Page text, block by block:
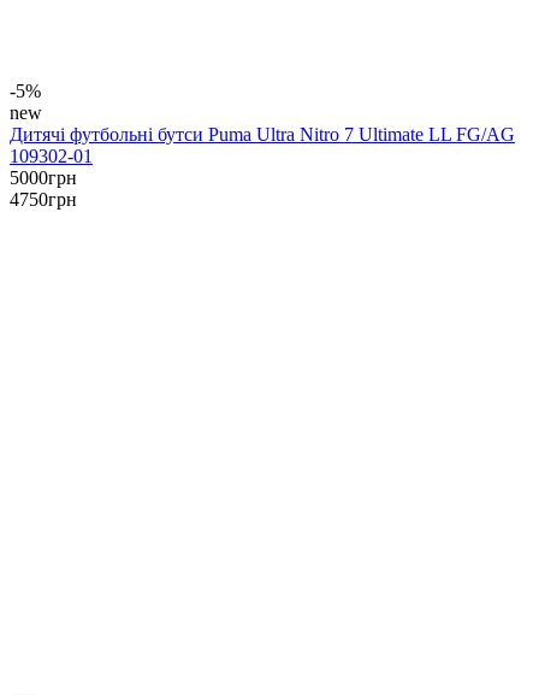
-5%
new
Дитячі футбольні бутси Puma Ultra Nitro 7 Ultimate LL FG/AG
109302-01
5000грн
4750грн